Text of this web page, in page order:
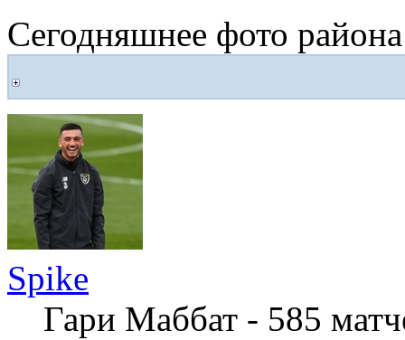
Сегодняшнее фото
Spike
Гари Маббат - 585